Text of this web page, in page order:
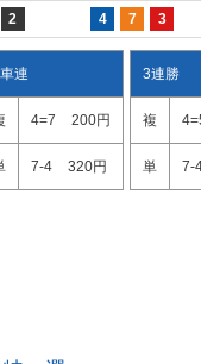
2 4 7 3
連
4=7 200円
7-4 320円
3連勝
複
単 7-